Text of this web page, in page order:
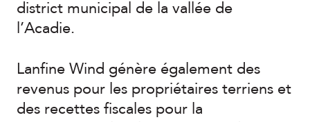
district municipal de la vallée de
l’Acadie.
Lanfine Wind génère également des
revenus pour les propriétaires terriens et
des recettes fiscales pour la